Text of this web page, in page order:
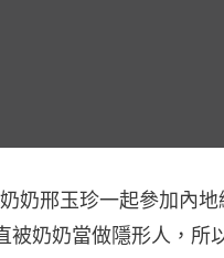
奶邢玉珍一起參加內地
奶奶當做隱形人，所